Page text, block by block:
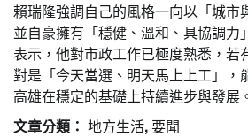
賴瑞隆強調自己的風格一向以「城市
並自豪擁有「穩健、溫和、具協調力
表示，他對市政工作已極度熟悉，若
對是「今天當選、明天馬上上工」，
高雄在穩定的基礎上持續進步與發展
文章分類： 地方生活,要聞